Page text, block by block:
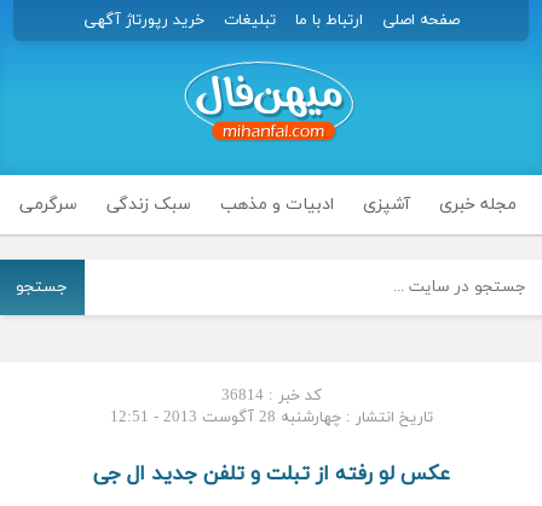
صفحه اصلی ارتباط با ما تبلیغات خرید رپورتاژ آگهی
مجله خبری آشپزی ادبیات و مذهب سبک زندگی سرگرمی
جستجو
کد خبر : 36814
تاریخ انتشار : چهارشنبه 28 آگوست 2013 - 12:51
عکس لو رفته از تبلت و تلفن جدید ال‌ جی